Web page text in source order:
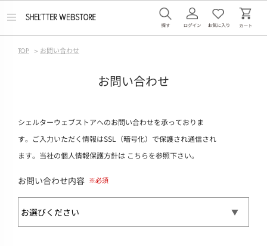
メ
TOP > お問い合わせ
お問い合わせ
シェルターウェブストアへのお問い合わせを承っておりま
す。ご入力いただく情報はSSL（暗号化）で保護され通信され
ます。当社の個人情報保護方針は こちらを参照下さい。
お問い合わせ内容